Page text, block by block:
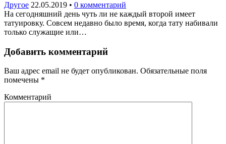
Другое 22.05.2019 • 0 комментарий
На сегодняшний день чуть ли не каждый второй имеет
татуировку. Совсем недавно было время, когда тату набивали
только служащие или…
Добавить комментарий
Ваш адрес email не будет опубликован. Обязательные поля
помечены *
Комментарий